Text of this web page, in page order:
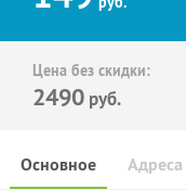
Цена без скидки:
2490 руб.
Основное Адреса